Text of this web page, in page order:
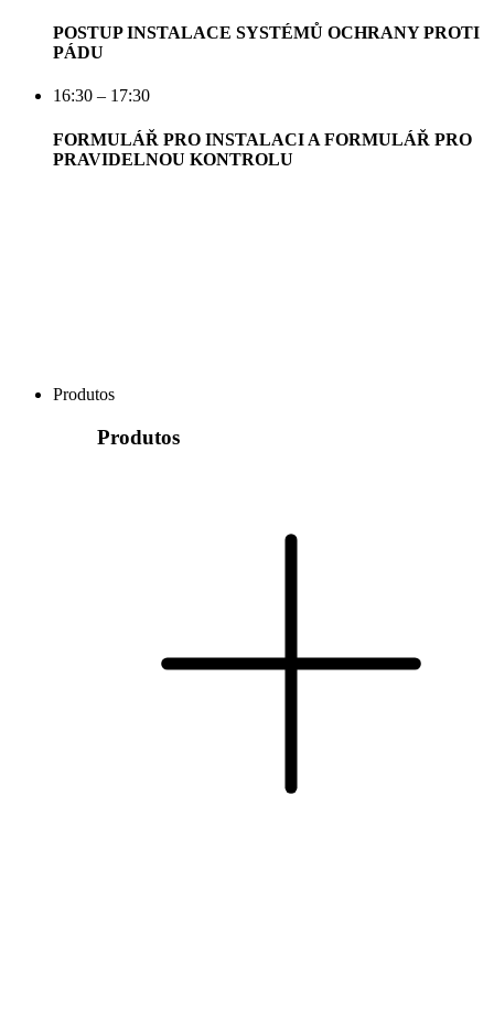
POSTUP INSTALACE SYSTÉMŮ OCHRANY PROTI
PÁDU
16:30 – 17:30
FORMULÁŘ PRO INSTALACI A FORMULÁŘ PRO
PRAVIDELNOU KONTROLU
Produtos
Produtos